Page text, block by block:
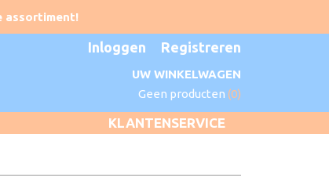
Inloggen Registreren
UW WINKELWAGEN
Geen producten (0)
KLANTENSERVICE